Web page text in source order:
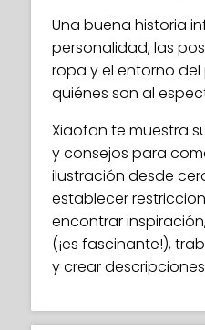
Una buena historia
personalidad, las
ropa y el entorno
quiénes son al
Xiaofan te muestra
y consejos para
ilustración desde
establecer
encontrar
(¡es fascinante!),
y crear